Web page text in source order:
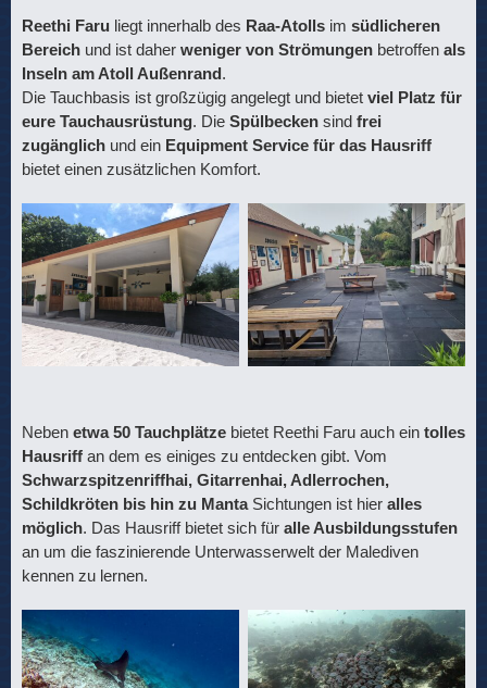
Reethi Faru liegt innerhalb des Raa-Atolls im südlicheren
Bereich und ist daher weniger von Strömungen betroffen als
Inseln am Atoll Außenrand.
Die Tauchbasis ist großzügig angelegt und bietet viel Platz für
eure Tauchausrüstung. Die Spülbecken sind frei
zugänglich und ein Equipment Service für das Hausriff
bietet einen zusätzlichen Komfort.
Neben etwa 50 Tauchplätze bietet Reethi Faru auch ein tolles
Hausriff an dem es einiges zu entdecken gibt. Vom
Schwarzspitzenriffhai, Gitarrenhai, Adlerrochen,
Schildkröten bis hin zu MantaSichtungen ist hier alles
möglich. Das Hausriff bietet sich für alle Ausbildungsstufen
an um die faszinierende Unterwasserwelt der Malediven
kennen zu lernen.